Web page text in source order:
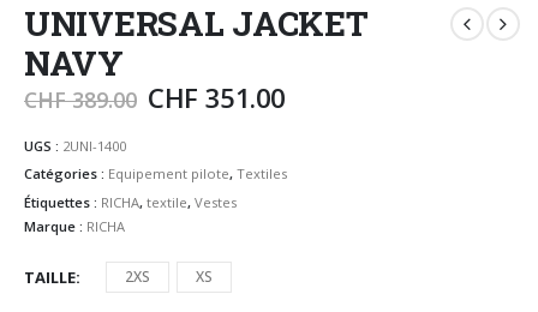
UNIVERSAL JACKET
NAVY
CHF389.00 CHF 351.00
UGS : 2UNI-1400
Catégories : Equipement pilote, Textiles
Étiquettes : RICHA, textile, Vestes
Marque : RICHA
TAILLE 2XS XS